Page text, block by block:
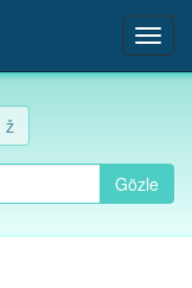
ž
Gözle